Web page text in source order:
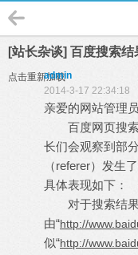
[站长杂谈] 百度搜索
点击重新加载
admin
2014-3-17 22:34:18
亲爱的网站管理员
百度网页搜
长们会观察到部
（referer）发生
具体表现如下：
对于搜索结
由“http://
似“http://